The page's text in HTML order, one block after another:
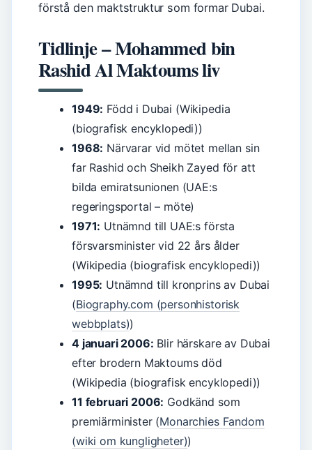
förstå den maktstruktur som formar Dubai.
Tidlinje – Mohammed bin
Rashid Al Maktoums liv
1949: Född i Dubai (Wikipedia
(biografisk encyklopedi))
1968: Närvarar vid mötet mellan sin
far Rashid och Sheikh Zayed för att
bilda emiratsunionen (UAE:s
regeringsportal – möte)
1971: Utnämnd till UAE:s första
försvarsminister vid 22 års ålder
(Wikipedia (biografisk encyklopedi))
1995: Utnämnd till kronprins av Dubai
(Biography.com (personhistorisk
webbplats))
4 januari 2006: Blir härskare av Dubai
efter brodern Maktoums död
(Wikipedia (biografisk encyklopedi))
11 februari 2006: Godkänd som
premiärminister (Monarchies Fandom
(wiki om kungligheter))